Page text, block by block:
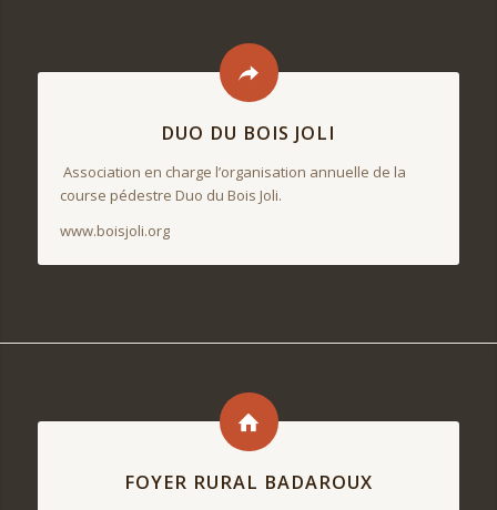
DUO DU BOIS JOLI
Association en charge l’organisation annuelle de la
course pédestre Duo du Bois Joli.
www.boisjoli.org
FOYER RURAL BADAROUX